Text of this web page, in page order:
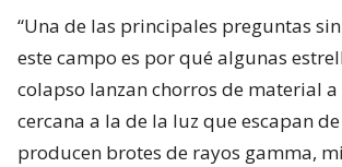
“Una de las principales preguntas
este campo es por qué algunas
colapso lanzan chorros de material
cercana a la de la luz que escapan
producen brotes de rayos gamma,